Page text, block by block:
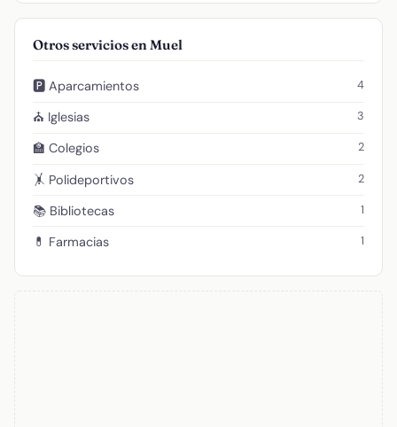
Otros servicios en Muel
🅿️ Aparcamientos 4
⛪ Iglesias 3
🏫 Colegios 2
🤸 Polideportivos 2
📚 Bibliotecas 1
💊 Farmacias 1